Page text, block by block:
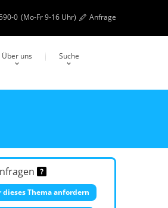
0 (Mo-Fr 9-16 Uhr) Anfrage
Über uns Suche
Thema anfordern